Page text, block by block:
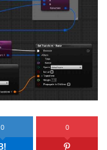
0
はてなブッ
0